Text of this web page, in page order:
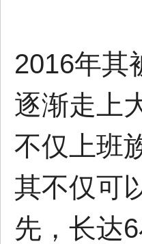
2016年其
逐渐走上
不仅上班
其不仅可
先，长达